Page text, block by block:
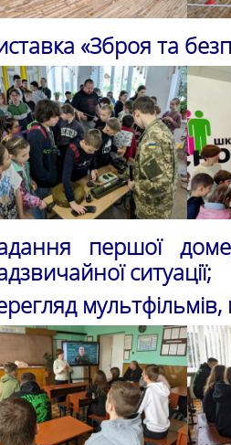
«Зброя та
першої
ситуації;
мультфільмів,